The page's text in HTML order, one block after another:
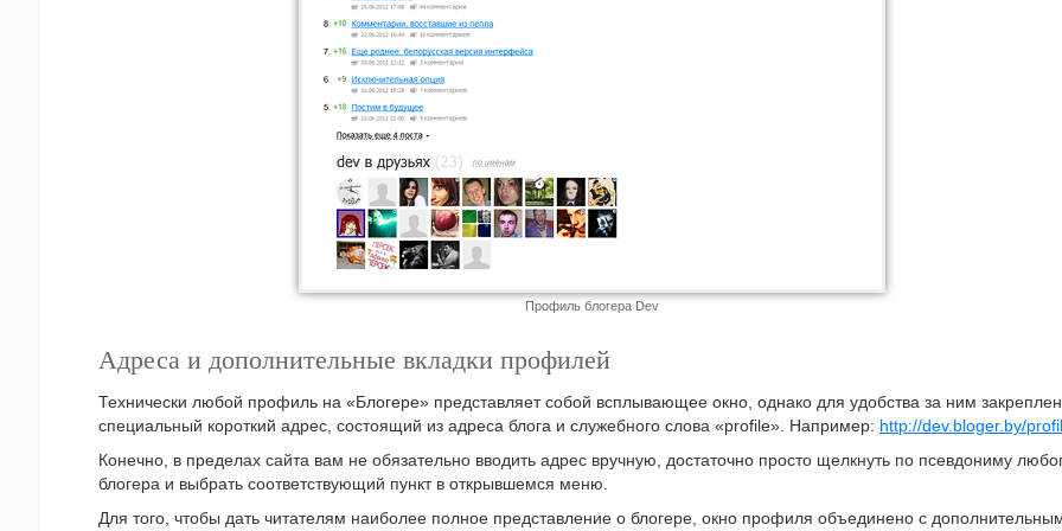
Профиль блогера Dev
Адреса и дополнительные вкладки профилей
Технически любой профиль на «Блогере» представляет собой всплывающее окно, однако для удобства за ним закреплен
специальный короткий адрес, состоящий из адреса блога и служебного слова «profile». Например: http://dev.bloger.by/
Конечно, в пределах сайта вам не обязательно вводить адрес вручную, достаточно просто щелкнуть по псевдониму
блогера и выбрать соответствующий пункт в открывшемся меню.
Для того, чтобы дать читателям наиболее полное представление о блогере, окно профиля объединено с